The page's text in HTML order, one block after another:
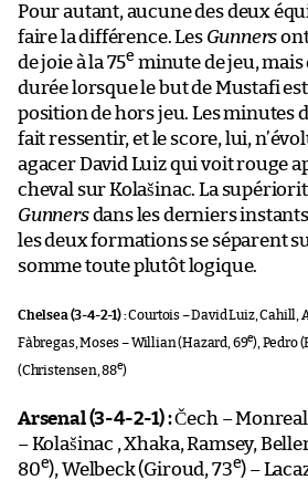
Pour autant, aucune des deux
faire la différence. Les Gunners
de joie à la 75e minute de jeu, mais
durée lorsque le but de Mustafi
position de hors jeu. Les minutes
fait ressentir, et le score, lui,
agacer David Luiz qui voit rouge
cheval sur Kolašinac. La
Gunnersdans les derniers
les deux formations se séparent
somme toute plutôt logique.
Chelsea (3-4-2-1) :Courtois – David Luiz, Cahill,
Fàbregas, Moses – Willian (Hazard, 69e), Pedro
(Christensen, 88e)
Arsenal (3-4-2-1) :Čech –
– Kolašinac , Xhaka, Ramsey,
80e), Welbeck (Giroud, 73e) –